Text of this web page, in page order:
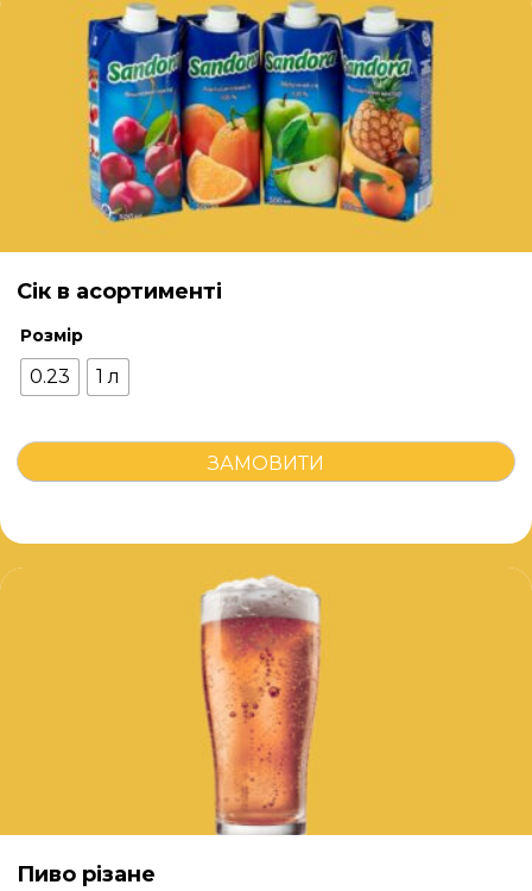
Сік в асортименті
Розмір
0.23 1 л
Сік
в
ЗАМОВИТИ
Пиво різане